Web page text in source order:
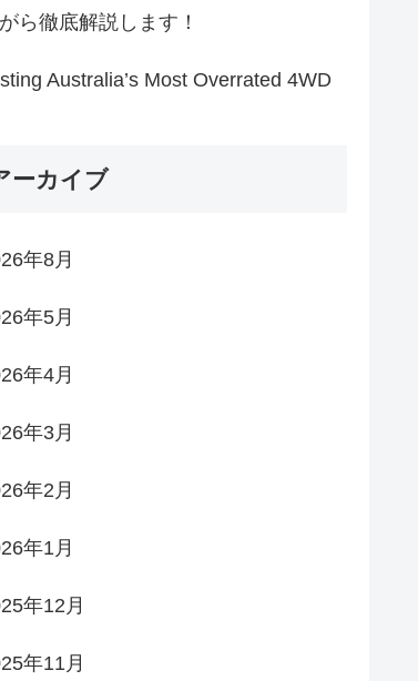
ら徹底解説します！
Australia’s Most Overrated 4WD
ーカイブ
年8月
年5月
年4月
年3月
年2月
年1月
年12月
年11月